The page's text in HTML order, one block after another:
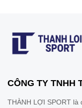
CÔNG TY TNHH
THÀNH LỢI SPORT